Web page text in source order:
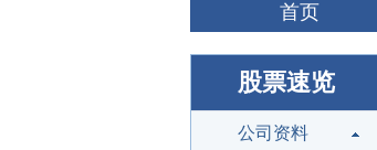
首页
股票速览
公司资料